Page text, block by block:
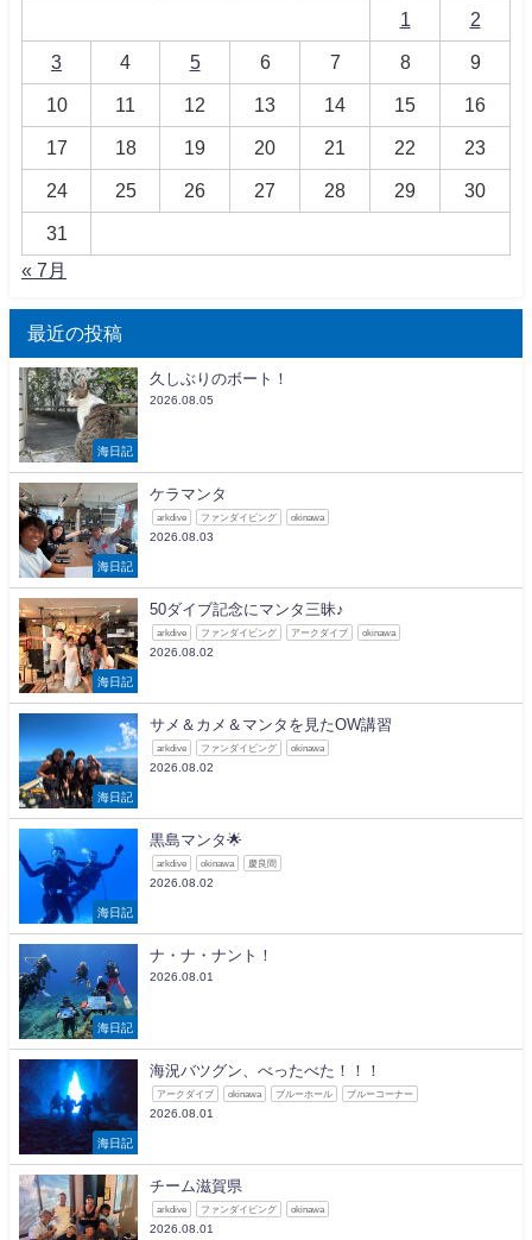
1 2
3 4 5 6 7 8 9
10 11 12 13 14 15 16
17 18 19 20 21 22 23
24 25 26 27 28 29 30
31
« 7月
最近の投稿
海日記
久しぶりのボート！
2026.08.05
海日記
ケラマンタ
arkdive ファンダイビング okinawa
2026.08.03
海日記
50ダイブ記念にマンタ三昧♪
arkdive ファンダイビング アークダイブ okinawa
2026.08.02
海日記
サメ＆カメ＆マンタを見たOW講習
arkdive ファンダイビング okinawa
2026.08.02
海日記
黒島マンタ🌟
arkdive okinawa 慶良間
2026.08.02
海日記
ナ・ナ・ナント！
2026.08.01
海日記
海況バツグン、べったべた！！！
アークダイブ okinawa ブルーホール ブルーコーナー
2026.08.01
チーム滋賀県
arkdive ファンダイビング okinawa
2026.08.01